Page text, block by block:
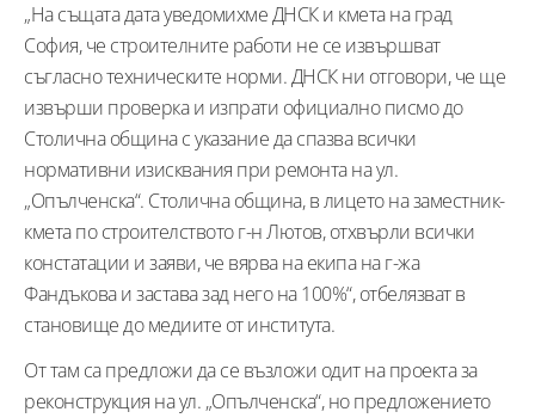
„На същата дата уведомихме ДНСК и кмета на град
София, че строителните работи не се извършват
съгласно техническите норми. ДНСК ни отговори, че ще
извърши проверка и изпрати официално писмо до
Столична община с указание да спазва всички
нормативни изисквания при ремонта на ул.
„Опълченска“. Столична община, в лицето на заместник-
кмета по строителството г-н Лютов, отхвърли всички
констатации и заяви, че вярва на екипа на г-жа
Фандъкова и застава зад него на 100%“, отбелязват в
становище до медиите от института.
От там са предложи да се възложи одит на проекта за
реконструкция на ул. „Опълченска“, но предложението